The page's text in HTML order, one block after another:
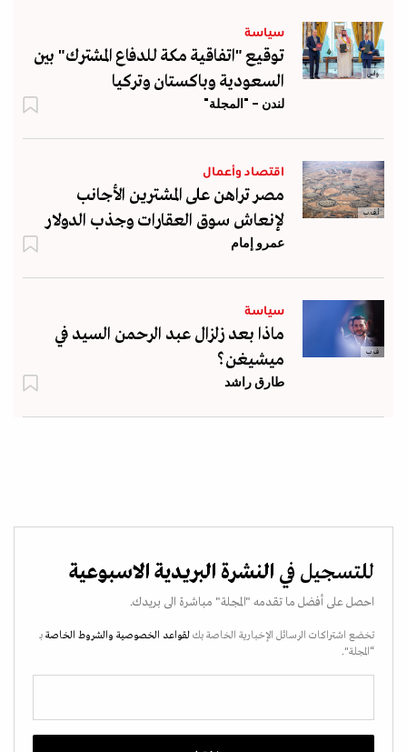
واس
سياسة
توقيع "اتفاقية مكة للدفاع المشترك" بين
السعودية وباكستان وتركيا
لندن - "المجلة"
أ.ف.ب
اقتصاد وأعمال
مصر تراهن على المشترين الأجانب
لإنعاش سوق العقارات وجذب الدولار
عمرو إمام
ف ب
سياسة
ماذا بعد زلزال عبد الرحمن السيد في
ميشيغن؟
طارق راشد
للتسجيل في النشرة البريدية الاسبوعية
احصل على أفضل ما تقدمه "المجلة" مباشرة الى بريدك.
تخضع اشتراكات الرسائل الإخبارية الخاصة بك لقواعد الخصوصية والشروط الخاصة بـ
“المجلة".